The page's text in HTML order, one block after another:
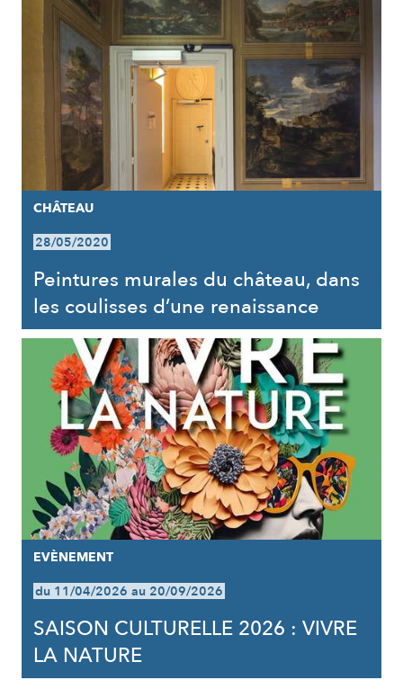
CHÂTEAU
28/05/2020
Peintures murales du château, dans
les coulisses d’une renaissance
EVÈNEMENT
du 11/04/2026 au 20/09/2026
SAISON CULTURELLE 2026 : VIVRE
LA NATURE